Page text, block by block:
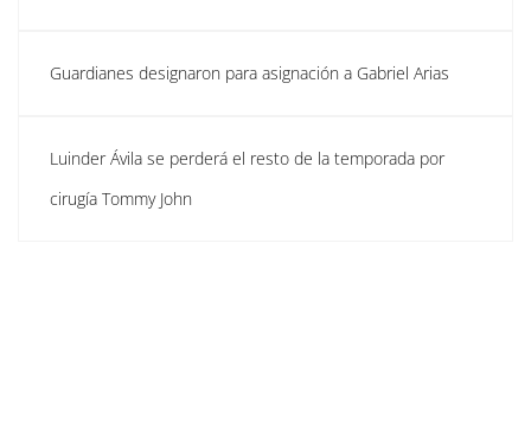
Guardianes designaron para asignación a Gabriel Arias
Luinder Ávila se perderá el resto de la temporada por
cirugía Tommy John